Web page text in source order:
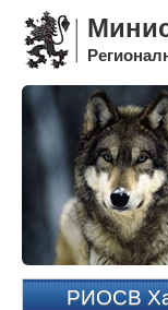
РИОСВ